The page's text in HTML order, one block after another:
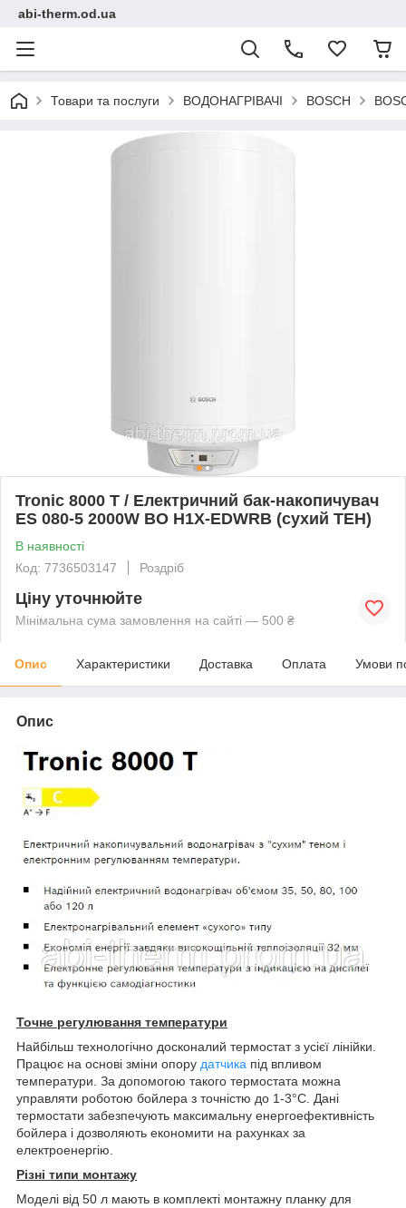
abi-therm.od.ua
Товари та послуги ВОДОНАГРІВАЧІ BOSCH
Tronic 8000 T / Електричний бак-накопичувач
ES 080-5 2000W BO H1X-EDWRB (сухий ТЕН)
В наявності
Код: 7736503147
Роздріб
Ціну уточнюйте
Мінімальна сума замовлення на сайті — 500 ₴
Опис Характеристики Доставка Оплата Умови
Опис
Точне регулювання температури
Найбільш технологічно досконалий термостат з усієї лінійки.
Працює на основі зміни опору датчика під впливом
температури. За допомогою такого термостата можна
управляти роботою бойлера з точністю до 1-3°С. Дані
термостати забезпечують максимальну енергоефективність
бойлера і дозволяють економити на рахунках за
електроенергію.
Різні типи монтажу
Моделі від 50 л мають в комплекті монтажну планку для